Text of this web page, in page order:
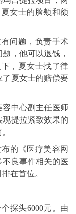
女士的脸颊和额
问题，负责手术
，他可以退钱，
，夏女士找了律
了夏女士的赔偿要
中心副主任医师
提拉紧致效果的
的《医疗美容网
良事件相关的医
在首位。
探头6000元。由